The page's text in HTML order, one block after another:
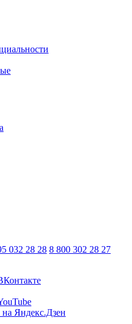
032 28 28 8 800 302 28 27
Яндекс.Дзен